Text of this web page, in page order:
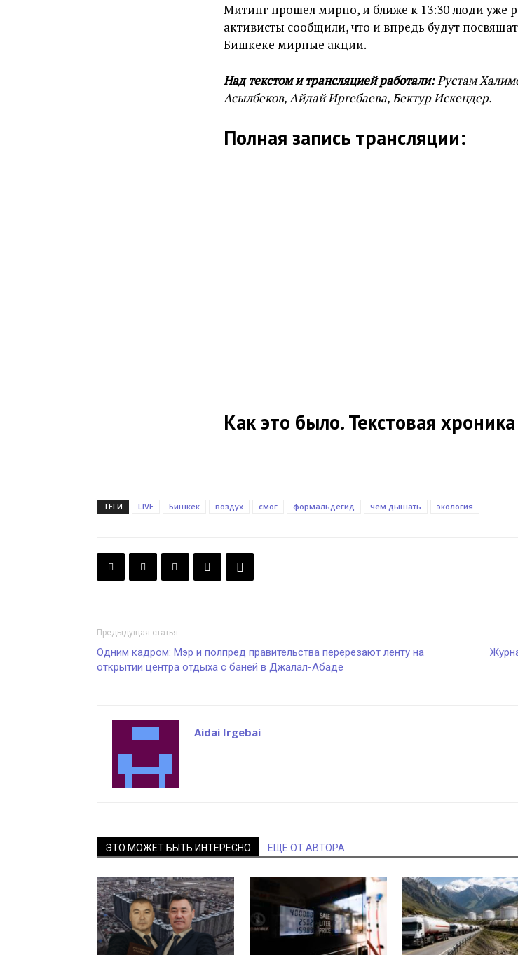
Митинг прошел мирно, и ближе к 13:30 люди уже
активисты сообщили, что и впредь будут
Бишкеке мирные акции.
Над текстом и трансляцией работали:Рустам
Асылбеков, Айдай Иргебаева, Бектур Искендер.
Полная запись трансляции:
Как это было. Текстовая
ТЕГИ LIVE Бишкек воздух смог формальдегид чем дышать экология
Предыдущая статья
Одним кадром: Мэр и полпред правительства перерезают ленту на
открытии центра отдыха с баней в Джалал-Абаде
Aidai Irgebai
ЭТО МОЖЕТ БЫТЬ ИНТЕРЕСНО ЕЩЕ ОТ АВТОРА